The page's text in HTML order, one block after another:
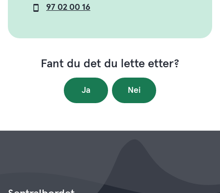
post
Mobil
97 02 00 16
Fant du det du lette etter?
Ja Nei